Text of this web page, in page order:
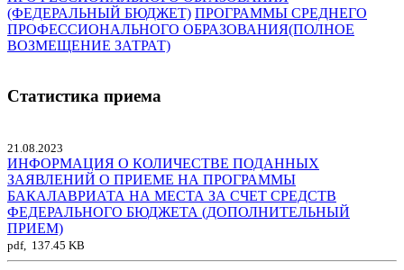
(ФЕДЕРАЛЬНЫЙ БЮДЖЕТ) ПРОГРАММЫ СРЕДНЕГО
ПРОФЕССИОНАЛЬНОГО ОБРАЗОВАНИЯ(ПОЛНОЕ
ВОЗМЕЩЕНИЕ ЗАТРАТ)
Статистика приема
21.08.2023
ИНФОРМАЦИЯ О КОЛИЧЕСТВЕ ПОДАННЫХ
ЗАЯВЛЕНИЙ О ПРИЕМЕ НА ПРОГРАММЫ
БАКАЛАВРИАТА НА МЕСТА ЗА СЧЕТ СРЕДСТВ
ФЕДЕРАЛЬНОГО БЮДЖЕТА (ДОПОЛНИТЕЛЬНЫЙ
ПРИЕМ)
pdf, 137.45 KB